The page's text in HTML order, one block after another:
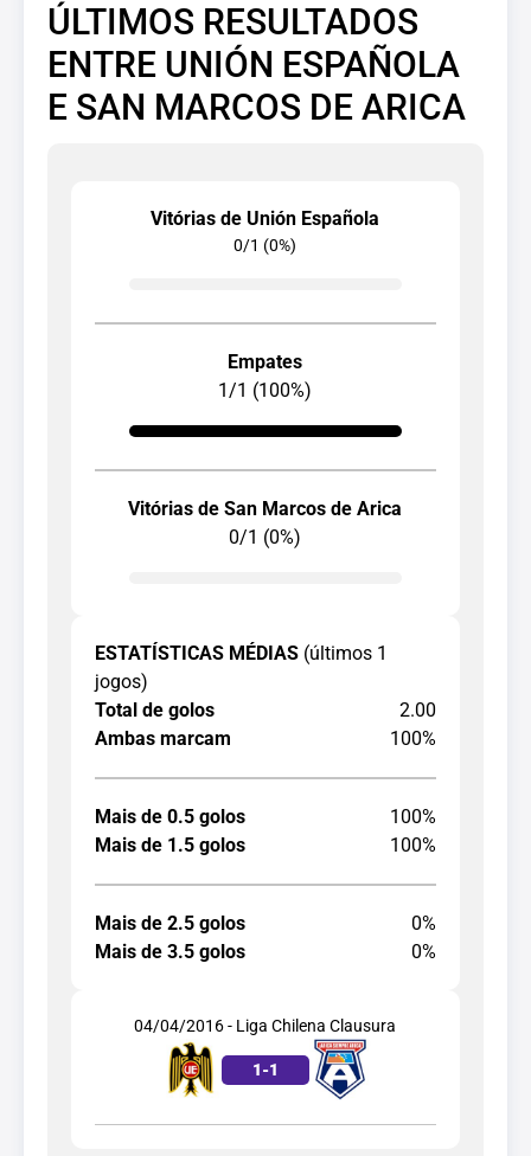
ÚLTIMOS RESULTADOS
ENTRE UNIÓN ESPAÑOLA
E SAN MARCOS DE ARICA
Vitórias de Unión Española
0/1 (0%)
Empates
1/1 (100%)
Vitórias de San Marcos de Arica
0/1 (0%)
ESTATÍSTICAS MÉDIAS (últimos 1
jogos)
Total de golos
2.00
Ambas marcam
100%
Mais de 0.5 golos
100%
Mais de 1.5 golos
100%
Mais de 2.5 golos
0%
Mais de 3.5 golos
0%
04/04/2016 - Liga Chilena Clausura
1-1